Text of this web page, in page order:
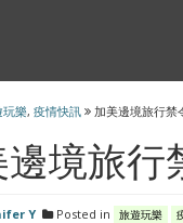
玩樂, 疫情快訊 加美邊境旅行禁
邊境旅行
Y Posted in 旅遊玩樂